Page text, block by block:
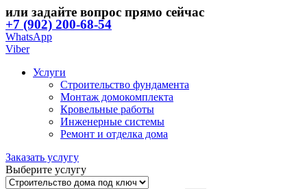
или задайте вопрос прямо сейчас
+7 (902) 200-68-54
WhatsApp
Viber
Услуги
Строительство фундамента
Монтаж домокомплекта
Кровельные работы
Инженерные системы
Ремонт и отделка дома
Заказать услугу
Выберите услугу